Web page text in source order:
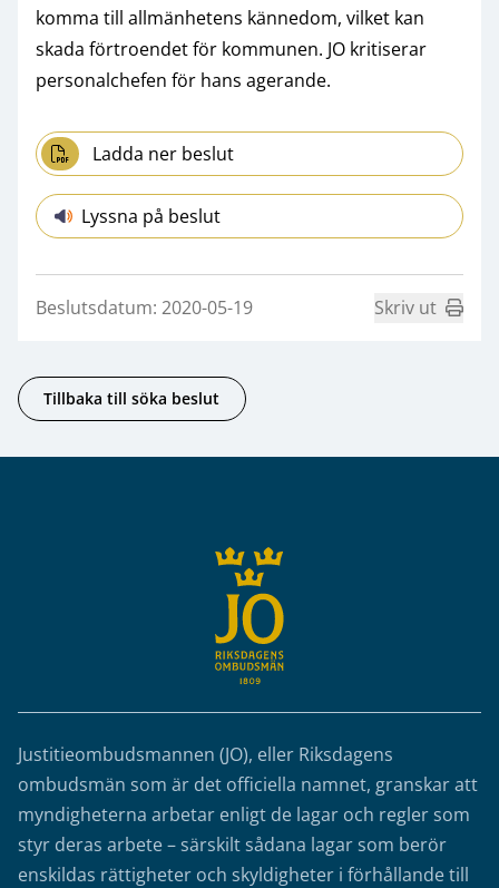
komma till allmänhetens kännedom, vilket kan
skada förtroendet för kommunen. JO kritiserar
personalchefen för hans agerande.
Ladda ner beslut
Lyssna på beslut
Beslutsdatum: 2020-05-19 Skriv ut
Tillbaka till söka beslut
Justitieombudsmannen (JO), eller Riksdagens
ombudsmän som är det officiella namnet, granskar att
myndigheterna arbetar enligt de lagar och regler som
styr deras arbete – särskilt sådana lagar som berör
enskildas rättigheter och skyldigheter i förhållande till